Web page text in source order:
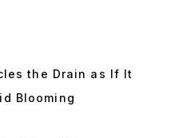
the Drain as If It
Blooming